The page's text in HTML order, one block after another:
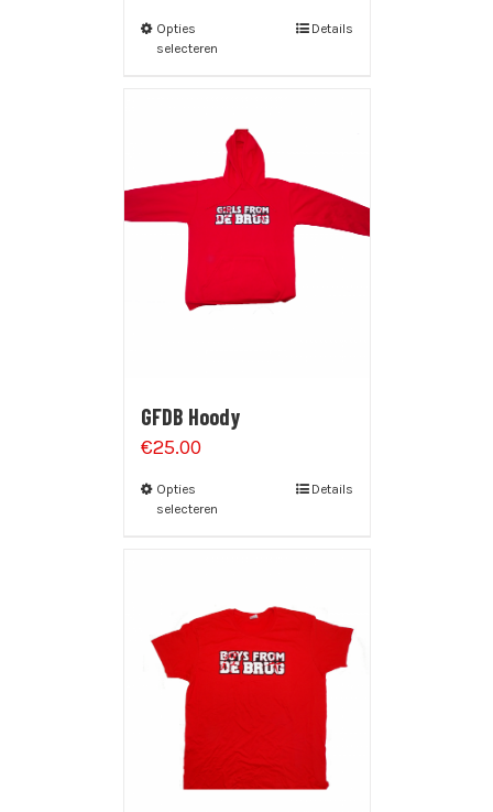
Opties
selecteren
Details
GFDB Hoody
€25.00
Opties
selecteren
Details